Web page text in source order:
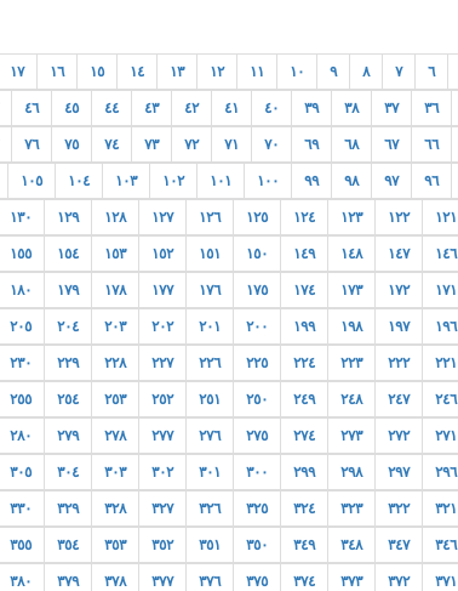
٦ ٧ ٨ ٩ ١٠ ١١ ١٢ ١٣ ١٤ ١٥ ١٦ ١٧
٣٦ ٣٧ ٣٨ ٣٩ ٤٠ ٤١ ٤٢ ٤٣ ٤٤ ٤٥ ٤٦
٦٦ ٦٧ ٦٨ ٦٩ ٧٠ ٧١ ٧٢ ٧٣ ٧٤ ٧٥ ٧٦
٩٦ ٩٧ ٩٨ ٩٩ ١٠٠ ١٠١ ١٠٢ ١٠٣ ١٠٤ ١٠٥
١٢١ ١٢٢ ١٢٣ ١٢٤ ١٢٥ ١٢٦ ١٢٧ ١٢٨ ١٢٩ ١٣٠
١٤٦ ١٤٧ ١٤٨ ١٤٩ ١٥٠ ١٥١ ١٥٢ ١٥٣ ١٥٤ ١٥٥
١٧١ ١٧٢ ١٧٣ ١٧٤ ١٧٥ ١٧٦ ١٧٧ ١٧٨ ١٧٩ ١٨٠
١٩٦ ١٩٧ ١٩٨ ١٩٩ ٢٠٠ ٢٠١ ٢٠٢ ٢٠٣ ٢٠٤ ٢٠٥
٢٢١ ٢٢٢ ٢٢٣ ٢٢٤ ٢٢٥ ٢٢٦ ٢٢٧ ٢٢٨ ٢٢٩ ٢٣٠
٢٤٦ ٢٤٧ ٢٤٨ ٢٤٩ ٢٥٠ ٢٥١ ٢٥٢ ٢٥٣ ٢٥٤ ٢٥٥
٢٧١ ٢٧٢ ٢٧٣ ٢٧٤ ٢٧٥ ٢٧٦ ٢٧٧ ٢٧٨ ٢٧٩ ٢٨٠
٢٩٦ ٢٩٧ ٢٩٨ ٢٩٩ ٣٠٠ ٣٠١ ٣٠٢ ٣٠٣ ٣٠٤ ٣٠٥
٣٢١ ٣٢٢ ٣٢٣ ٣٢٤ ٣٢٥ ٣٢٦ ٣٢٧ ٣٢٨ ٣٢٩ ٣٣٠
٣٤٦ ٣٤٧ ٣٤٨ ٣٤٩ ٣٥٠ ٣٥١ ٣٥٢ ٣٥٣ ٣٥٤ ٣٥٥
٣٧١ ٣٧٢ ٣٧٣ ٣٧٤ ٣٧٥ ٣٧٦ ٣٧٧ ٣٧٨ ٣٧٩ ٣٨٠